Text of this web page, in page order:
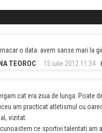
o data. avem sanse mari la
TEOROC 15 iulie 2012 11:34
cat era ziua de lunga. Poate
am practicat atletismul cu
vizitat.
ce sportivi talentati am